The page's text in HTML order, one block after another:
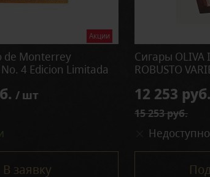
Акции
de Monterrey
4 Edicion Limitada
/ шт
В заявку
Сигары OLIVA
ROBUSTO
12 253 руб.
15 253 руб.
Недоступно